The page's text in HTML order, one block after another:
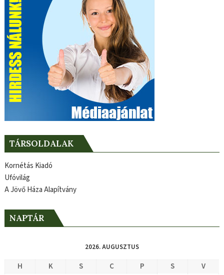
TÁRSOLDALAK
Kornétás Kiadó
Ufóvilág
A Jövő Háza Alapítvány
NAPTÁR
2026. AUGUSZTUS
H K S C P S
V